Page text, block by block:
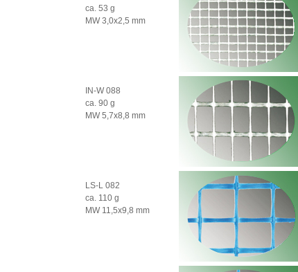
ca. 53 g
MW 3,0x2,5 mm
IN-W 088
ca. 90 g
MW 5,7x8,8 mm
LS-L 082
ca. 110 g
MW 11,5x9,8 mm